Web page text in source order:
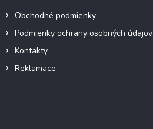
Obchodné podmienky
Podmienky ochrany osobných údajov
Kontakty
Reklamace